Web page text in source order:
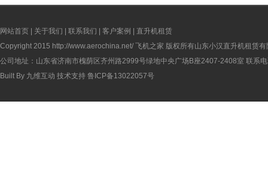
网站首页 关于我们 联系我们 客户案例
直升机租赁
Copyright 2015 http://www.aerochina.net/ 飞机之家 版权所有山东小汉直升机租赁有
公司地址：山东省济南市槐荫区齐州路2999号绿地中央广场B座2407-2408室 联系
Built By 九维互动 技术支持 鲁ICP备13022057号